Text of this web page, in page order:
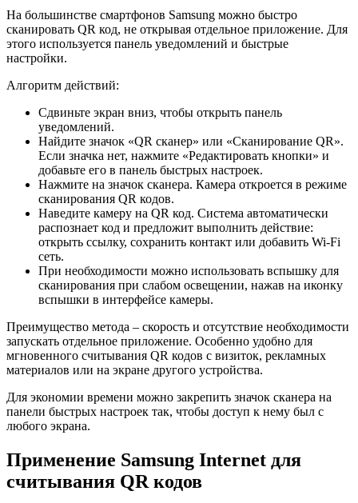
На большинстве смартфонов Samsung можно быстро
сканировать QR код, не открывая отдельное приложение. Для
этого используется панель уведомлений и быстрые
настройки.
Алгоритм действий:
Сдвиньте экран вниз, чтобы открыть панель
уведомлений.
Найдите значок «QR сканер» или «Сканирование QR».
Если значка нет, нажмите «Редактировать кнопки» и
добавьте его в панель быстрых настроек.
Нажмите на значок сканера. Камера откроется в режиме
сканирования QR кодов.
Наведите камеру на QR код. Система автоматически
распознает код и предложит выполнить действие:
открыть ссылку, сохранить контакт или добавить Wi-Fi
сеть.
При необходимости можно использовать вспышку для
сканирования при слабом освещении, нажав на иконку
вспышки в интерфейсе камеры.
Преимущество метода – скорость и отсутствие необходимости
запускать отдельное приложение. Особенно удобно для
мгновенного считывания QR кодов с визиток, рекламных
материалов или на экране другого устройства.
Для экономии времени можно закрепить значок сканера на
панели быстрых настроек так, чтобы доступ к нему был с
любого экрана.
Применение Samsung Internet для
считывания QR кодов